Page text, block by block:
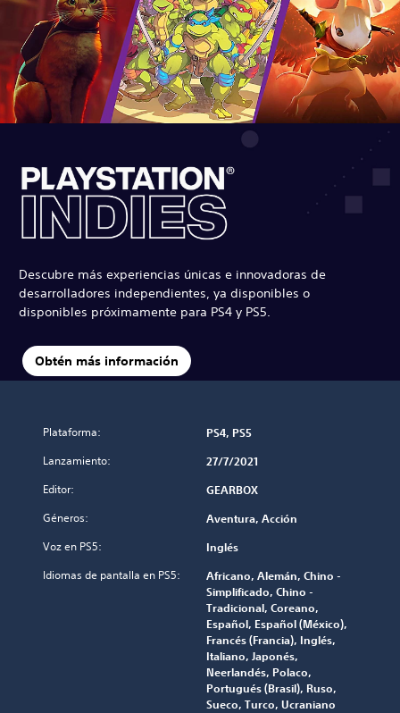
Descubre más experiencias únicas e innovadoras de
desarrolladores independientes, ya disponibles o
disponibles próximamente para PS4 y PS5.
Obtén más información
Plataforma: PS4, PS5
Lanzamiento: 27/7/2021
Editor: GEARBOX
Géneros: Aventura, Acción
Voz en PS5: Inglés
Idiomas de pantalla en PS5:
Africano, Alemán, Chino -
Simplificado, Chino -
Tradicional, Coreano,
Español, Español (México),
Francés (Francia), Inglés,
Italiano, Japonés,
Neerlandés, Polaco,
Portugués (Brasil), Ruso,
Sueco, Turco, Ucraniano